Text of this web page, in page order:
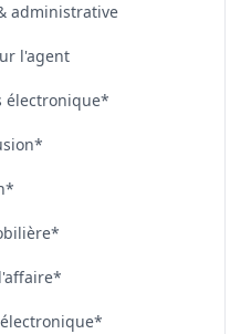
administrative
l'agent
électronique*